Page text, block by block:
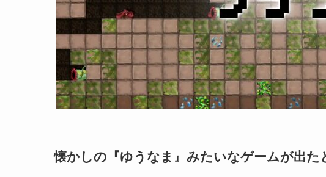
懐かしの『ゆうなま』みたいなゲームが出た